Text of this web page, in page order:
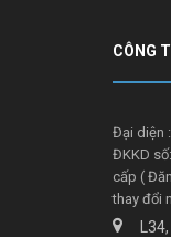
CÔNG
Đại diện
ĐKKD
cấp (
thay đổi